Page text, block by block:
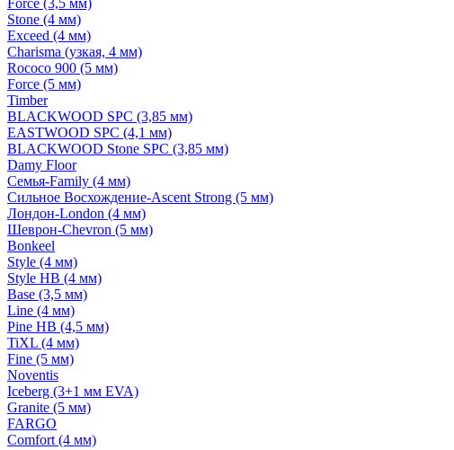
Force (3,5 мм)
Stone (4 мм)
Exceed (4 мм)
Charisma (узкая, 4 мм)
Rococo 900 (5 мм)
Force (5 мм)
Timber
BLACKWOOD SPC (3,85 мм)
EASTWOOD SPC (4,1 мм)
BLACKWOOD Stone SPC (3,85 мм)
Damy Floor
Семья-Family (4 мм)
Сильное Восхождение-Ascent Strong (5 мм)
Лондон-London (4 мм)
Шеврон-Chevron (5 мм)
Bonkeel
Style (4 мм)
Style HB (4 мм)
Base (3,5 мм)
Line (4 мм)
Pine HB (4,5 мм)
TiXL (4 мм)
Fine (5 мм)
Noventis
Iceberg (3+1 мм EVA)
Granite (5 мм)
FARGO
Comfort (4 мм)